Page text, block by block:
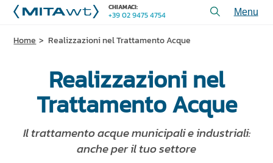
CHIAMACI:
+39 02 9475 4754
PRODOTTI
APPLICAZIONI e SOLUZIONI
CHI SIAMO
CONTATTACI
Home Realizzazioni nel Trattamento Acque
Realizzazioni nel
Trattamento Acque
Il trattamento acque municipali e industriali:
anche per il tuo settore